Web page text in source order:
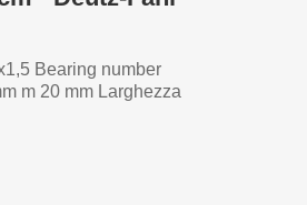
Bearing number
m 20 mm Larghezza